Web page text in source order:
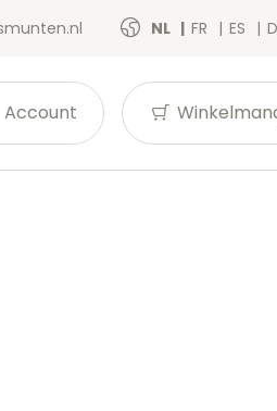
NL FR ES
Account